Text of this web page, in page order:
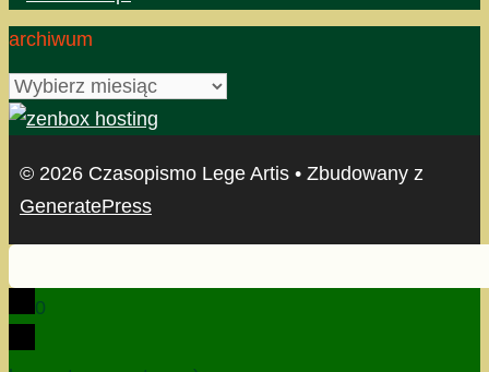
archiwum
archiwum
© 2026 Czasopismo Lege Artis • Zbudowany z
GeneratePress
0